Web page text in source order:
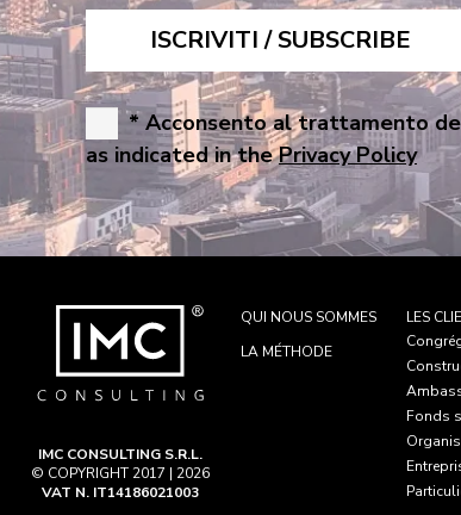
* Acconsento al trattamento
as indicated in thePrivacy Policy
IMC CONSULTING S.R.L.
© COPYRIGHT 2017 | 2026
VAT N. IT14186021003
QUI NOUS SOMMES
LA MÉTHODE
LES
Fonds